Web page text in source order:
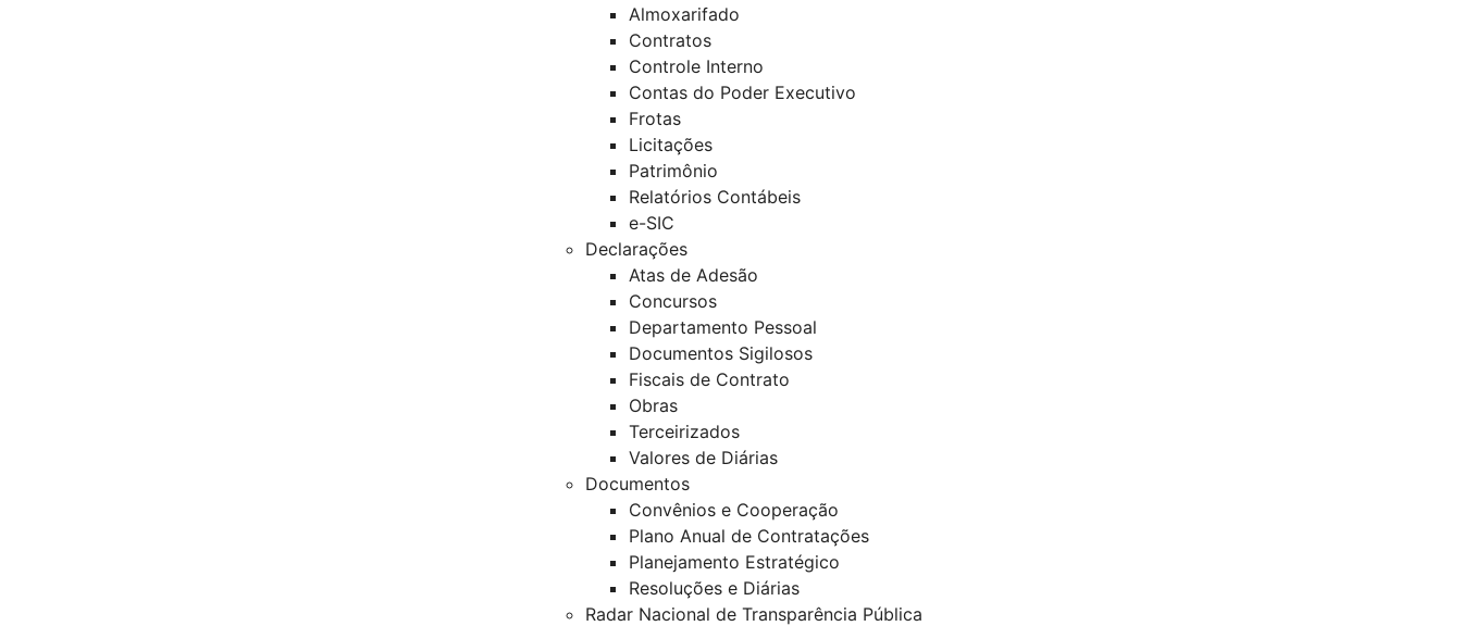
Almoxarifado
Contratos
Controle Interno
Contas do Poder Executivo
Frotas
Licitações
Patrimônio
Relatórios Contábeis
e-SIC
Declarações
Atas de Adesão
Concursos
Departamento Pessoal
Documentos Sigilosos
Fiscais de Contrato
Obras
Terceirizados
Valores de Diárias
Documentos
Convênios e Cooperação
Plano Anual de Contratações
Planejamento Estratégico
Resoluções e Diárias
Radar Nacional de Transparência Pública